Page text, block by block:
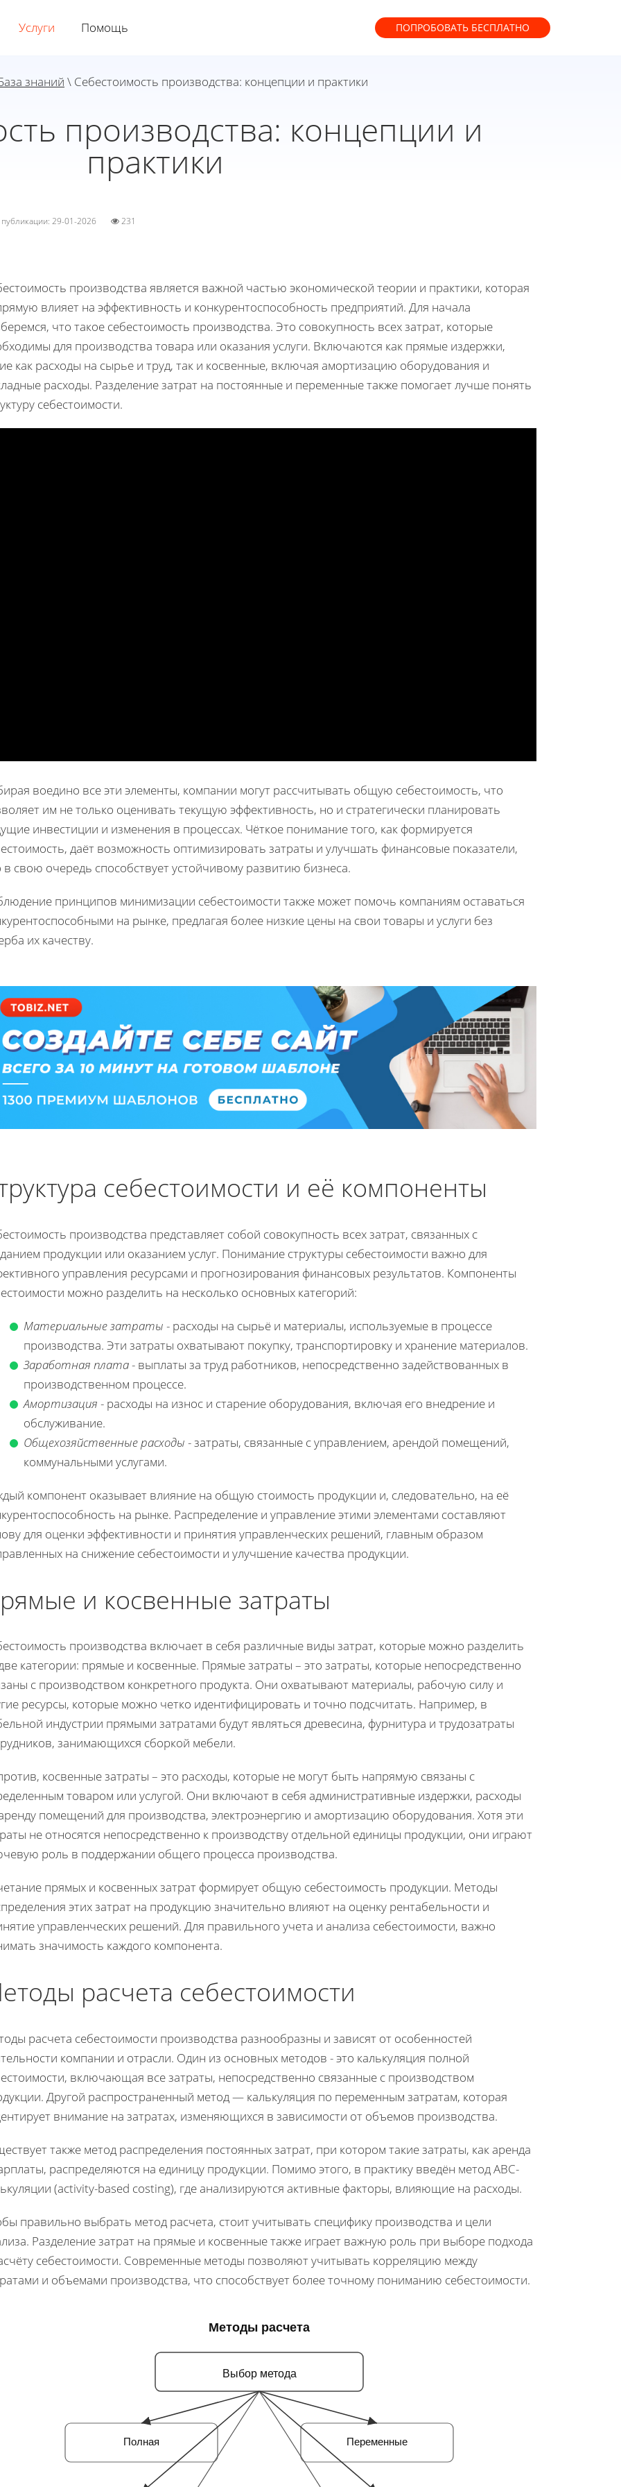
Услуги Помощь ПОПРОБОВАТЬ БЕСПЛАТНО
знаний \ Себестоимость производства: концепции и практики
производства: концепции и
практики
публикации: 29-01-2026 231
производства является важной частью экономической теории и практики, которая
влияет на эффективность и конкурентоспособность предприятий. Для начала
что такое себестоимость производства. Это совокупность всех затрат, которые
для производства товара или оказания услуги. Включаются как прямые издержки,
как расходы на сырье и труд, так и косвенные, включая амортизацию оборудования и
расходы. Разделение затрат на постоянные и переменные также помогает лучше понять
себестоимости.
воедино все эти элементы, компании могут рассчитывать общую себестоимость, что
им не только оценивать текущую эффективность, но и стратегически планировать
инвестиции и изменения в процессах. Чёткое понимание того, как формируется
даёт возможность оптимизировать затраты и улучшать финансовые показатели,
в свою очередь способствует устойчивому развитию бизнеса.
принципов минимизации себестоимости также может помочь компаниям оставаться
на рынке, предлагая более низкие цены на свои товары и услуги без
их качеству.
себестоимости и её компоненты
производства представляет собой совокупность всех затрат, связанных с
продукции или оказанием услуг. Понимание структуры себестоимости важно для
управления ресурсами и прогнозирования финансовых результатов. Компоненты
можно разделить на несколько основных категорий:
Материальные затраты - расходы на сырьё и материалы, используемые в процессе
производства. Эти затраты охватывают покупку, транспортировку и хранение материалов.
Заработная плата- выплаты за труд работников, непосредственно задействованных в
производственном процессе.
Амортизация - расходы на износ и старение оборудования, включая его внедрение и
обслуживание.
Общехозяйственные расходы - затраты, связанные с управлением, арендой помещений,
коммунальными услугами.
компонент оказывает влияние на общую стоимость продукции и, следовательно, на её
на рынке. Распределение и управление этими элементами составляют
для оценки эффективности и принятия управленческих решений, главным образом
на снижение себестоимости и улучшение качества продукции.
и косвенные затраты
производства включает в себя различные виды затрат, которые можно разделить
категории: прямые и косвенные. Прямые затраты – это затраты, которые непосредственно
с производством конкретного продукта. Они охватывают материалы, рабочую силу и
ресурсы, которые можно четко идентифицировать и точно подсчитать. Например, в
индустрии прямыми затратами будут являться древесина, фурнитура и трудозатраты
занимающихся сборкой мебели.
косвенные затраты – это расходы, которые не могут быть напрямую связаны с
товаром или услугой. Они включают в себя административные издержки, расходы
помещений для производства, электроэнергию и амортизацию оборудования. Хотя эти
не относятся непосредственно к производству отдельной единицы продукции, они играют
роль в поддержании общего процесса производства.
прямых и косвенных затрат формирует общую себестоимость продукции. Методы
этих затрат на продукцию значительно влияют на оценку рентабельности и
управленческих решений. Для правильного учета и анализа себестоимости, важно
значимость каждого компонента.
расчета себестоимости
расчета себестоимости производства разнообразны и зависят от особенностей
компании и отрасли. Один из основных методов - это калькуляция полной
включающая все затраты, непосредственно связанные с производством
Другой распространенный метод — калькуляция по переменным затратам, которая
внимание на затратах, изменяющихся в зависимости от объемов производства.
также метод распределения постоянных затрат, при котором такие затраты, как аренда
распределяются на единицу продукции. Помимо этого, в практику введён метод ABC-
(activity-based costing), где анализируются активные факторы, влияющие на расходы.
правильно выбрать метод расчета, стоит учитывать специфику производства и цели
Разделение затрат на прямые и косвенные также играет важную роль при выборе подхода
себестоимости. Современные методы позволяют учитывать корреляцию между
и объемами производства, что способствует более точному пониманию себестоимости.
Методы расчета
Выбор метода
Полная Переменные